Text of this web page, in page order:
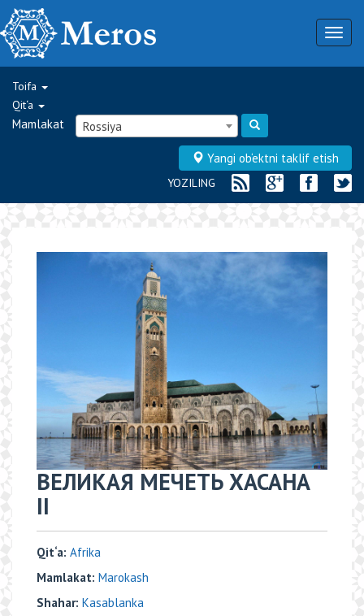
Toifa
Qit‘a
Mamlakat Rossiya
Yangi ob‘ektni taklif etish
YOZILING
ВЕЛИКАЯ МЕЧЕТЬ ХАСАНА
II
Qit‘a: Аfrika
Mamlakat: Marokash
Shahar: Kasablanka